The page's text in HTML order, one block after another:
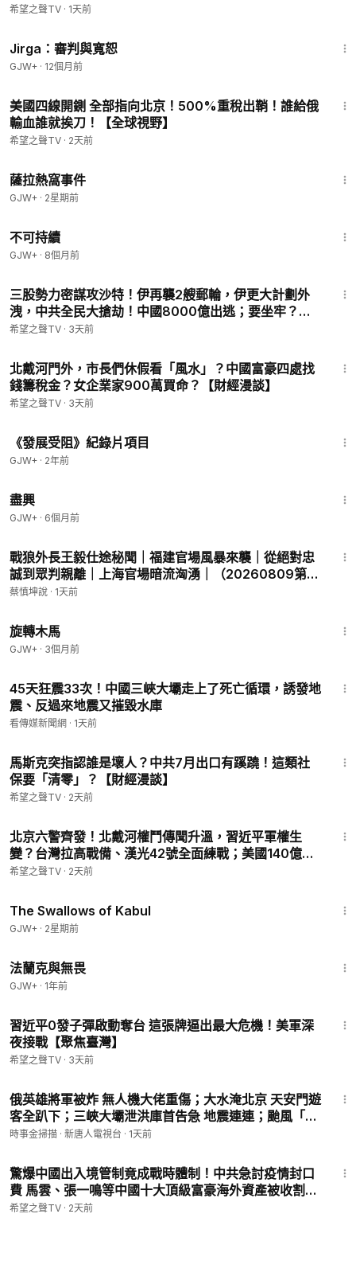
希望之聲TV · 1天前
Jirga：審判與寬恕
GJW+ · 12個月前
美國四線開鍘 全部指向北京！500%重稅出鞘！誰給俄
輸血誰就挨刀！【全球視野】
希望之聲TV · 2天前
薩拉熱窩事件
GJW+ · 2星期前
不可持續
GJW+ · 8個月前
三股勢力密謀攻沙特！伊再襲2艘郵輪，伊更大計劃外
洩，中共全民大搶劫！中國8000億出逃；要坐牢？福
西真慌了；川普發重磅政府令！誰敢來美生寶兒【北美
希望之聲TV · 3天前
北戴河門外，市長們休假看「風水」？中國富豪四處找
錢籌稅金？女企業家900萬買命？【財經漫談】
希望之聲TV · 3天前
《發展受阻》紀錄片項目
GJW+ · 2年前
盡興
GJW+ · 6個月前
戰狼外長王毅仕途秘聞｜福建官場風暴來襲｜從絕對忠
誠到眾判親離｜上海官場暗流洶湧｜（20260809第
1186期）#熱門話題
蔡慎坤說 · 1天前
旋轉木馬
GJW+ · 3個月前
45天狂震33次！中國三峽大壩走上了死亡循環，誘發地
震、反過來地震又摧毀水庫
看傳媒新聞網 · 1天前
馬斯克突指認誰是壞人？中共7月出口有蹊蹺！這類社
保要「清零」？【財經漫談】
希望之聲TV · 2天前
北京六警齊發！北戴河權鬥傳聞升溫，習近平軍權生
變？台灣拉高戰備、漢光42號全面練戰；美國140億軍
售壓上台海 【紅朝禁聞】
希望之聲TV · 2天前
The Swallows of Kabul
GJW+ · 2星期前
法蘭克與無畏
GJW+ · 1年前
習近平0發子彈啟動奪台 這張牌逼出最大危機！美軍深
夜接戰【聚焦臺灣】
希望之聲TV · 3天前
俄英雄將軍被炸 無人機大佬重傷；大水淹北京 天安門遊
客全趴下；三峽大壩泄洪庫首告急 地震連連；颱風「白
海豚」來襲 舟山巨輪沉船。｜ #時事金掃描 #金然
時事金掃描 · 新唐人電視台 · 1天前
驚爆中國出入境管制竟成戰時體制！中共急討疫情封口
費 馬雲、張一鳴等中國十大頂級富豪海外資產被收割
【新聞速遞】
希望之聲TV · 2天前